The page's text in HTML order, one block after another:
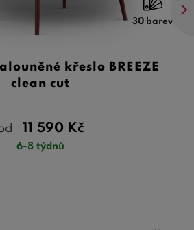
30 barev
křeslo BREEZE
clean cut
11 590 Kč
6-8 týdnů